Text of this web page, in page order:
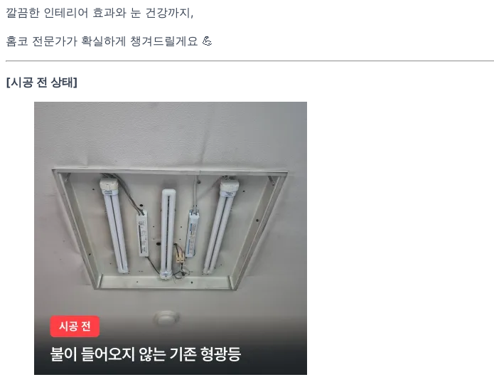
깔끔한 인테리어 효과와 눈 건강까지,
홈코 전문가가 확실하게 챙겨드릴게요 💪
[시공 전 상태]